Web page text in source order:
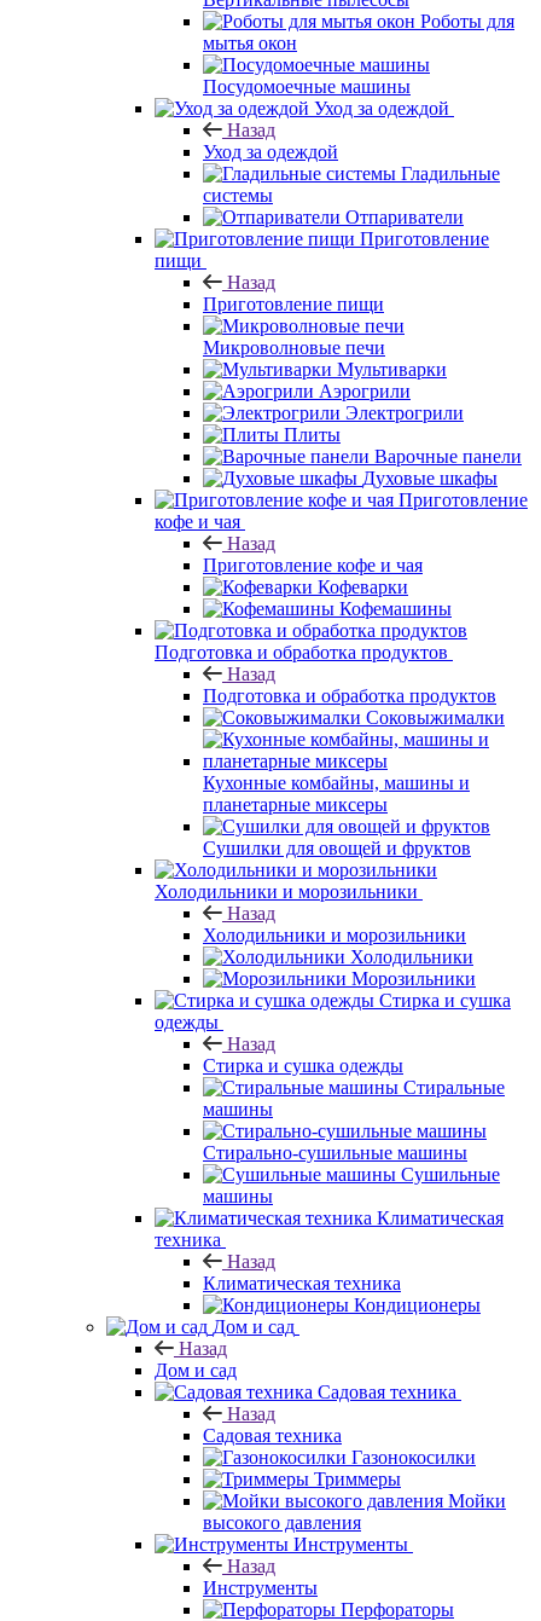
Роботы для
мытья окон
Посудомоечные машины
Уход за одеждой
Назад
Уход за одеждой
Гладильные
системы
Отпариватели
Приготовление
пищи
Назад
Приготовление пищи
Микроволновые печи
Мультиварки
Аэрогрили
Электрогрили
Плиты
Варочные панели
Духовые шкафы
Приготовление
кофе и чая
Назад
Приготовление кофе и чая
Кофеварки
Кофемашины
Подготовка и обработка продуктов
Назад
Подготовка и обработка продуктов
Соковыжималки
Кухонные комбайны, машины и
планетарные миксеры
Сушилки для овощей и фруктов
Холодильники и морозильники
Назад
Холодильники и морозильники
Холодильники
Морозильники
Стирка и сушка
одежды
Назад
Стирка и сушка одежды
Стиральные
машины
Стирально-сушильные машины
Сушильные
машины
Климатическая
техника
Назад
Климатическая техника
Кондиционеры
Дом и сад
Назад
Дом и сад
Садовая техника
Назад
Садовая техника
Газонокосилки
Триммеры
Мойки
высокого давления
Инструменты
Назад
Инструменты
Перфораторы